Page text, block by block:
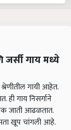
गाय मध्ये
गायी आहेत.
गाय निसर्गाने
जाती आढळतात.
खूप चांगली आहे.